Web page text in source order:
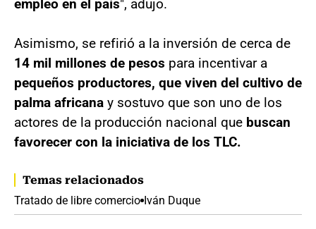
empleo en el país", adujo.
Asimismo, se refirió a la inversión de cerca de
14 mil millones de pesos para incentivar a
pequeños productores, que viven del cultivo de
palma africana y sostuvo que son uno de los
actores de la producción nacional que buscan
favorecer con la iniciativa de los TLC.
Temas relacionados
Tratado de libre comercio Iván Duque